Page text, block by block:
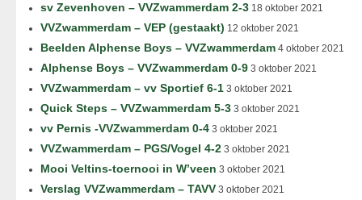
sv Zevenhoven – VVZwammerdam 2-3 18 oktober 2021
VVZwammerdam – VEP (gestaakt) 12 oktober 2021
Beelden Alphense Boys – VVZwammerdam 4 oktober 2021
Alphense Boys – VVZwammerdam 0-9 3 oktober 2021
VVZwammerdam – vv Sportief 6-1 3 oktober 2021
Quick Steps – VVZwammerdam 5-3 3 oktober 2021
vv Pernis -VVZwammerdam 0-4 3 oktober 2021
VVZwammerdam – PGS/Vogel 4-2 3 oktober 2021
Mooi Veltins-toernooi in W’veen 3 oktober 2021
Verslag VVZwammerdam – TAVV 3 oktober 2021